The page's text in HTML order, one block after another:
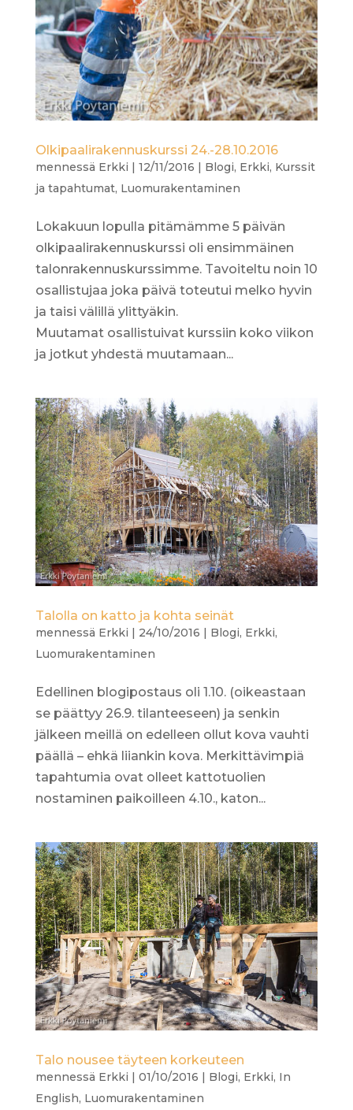
Olkipaalirakennuskurssi 24.-28.10.2016
mennessä Erkki | 12/11/2016 | Blogi, Erkki, Kurssit
ja tapahtumat, Luomurakentaminen
Lokakuun lopulla pitämämme 5 päivän
olkipaalirakennuskurssi oli ensimmäinen
talonrakennuskurssimme. Tavoiteltu noin 10
osallistujaa joka päivä toteutui melko hyvin
ja taisi välillä ylittyäkin.
Muutamat osallistuivat kurssiin koko viikon
ja jotkut yhdestä muutamaan...
Talolla on katto ja kohta seinät
mennessä Erkki | 24/10/2016 | Blogi, Erkki,
Luomurakentaminen
Edellinen blogipostaus oli 1.10. (oikeastaan
se päättyy 26.9. tilanteeseen) ja senkin
jälkeen meillä on edelleen ollut kova vauhti
päällä – ehkä liiankin kova. Merkittävimpiä
tapahtumia ovat olleet kattotuolien
nostaminen paikoilleen 4.10., katon...
Talo nousee täyteen korkeuteen
mennessä Erkki | 01/10/2016 | Blogi, Erkki, In
English, Luomurakentaminen